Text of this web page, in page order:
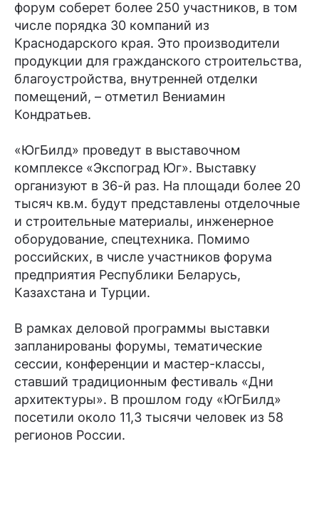
форум соберет более 250 участников, в том
числе порядка 30 компаний из
Краснодарского края. Это производители
продукции для гражданского строительства,
благоустройства, внутренней отделки
помещений, – отметил Вениамин
Кондратьев.
«ЮгБилд» проведут в выставочном
комплексе «Экспоград Юг». Выставку
организуют в 36-й раз. На площади более 20
тысяч кв.м. будут представлены отделочные
и строительные материалы, инженерное
оборудование, спецтехника. Помимо
российских, в числе участников форума
предприятия Республики Беларусь,
Казахстана и Турции.
В рамках деловой программы выставки
запланированы форумы, тематические
сессии, конференции и мастер-классы,
ставший традиционным фестиваль «Дни
архитектуры». В прошлом году «ЮгБилд»
посетили около 11,3 тысячи человек из 58
регионов России.